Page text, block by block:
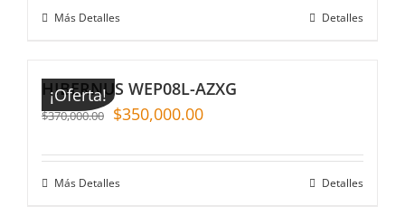
Más Detalles Detalles
¡Oferta!
HIBERNUS WEP08L-AZXG
$370,000.00 $350,000.00
Más Detalles Detalles